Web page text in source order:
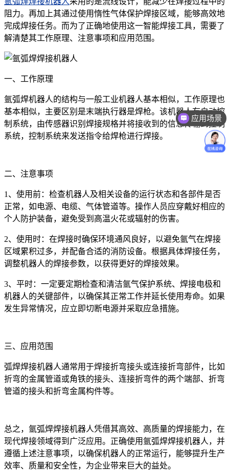
阻力。再加上其通过使用惰性气体保护焊接区域，能够高效地
完成焊接任务。而为了正确地使用这一智能焊接工具，需要了
解清楚其工作原理、注意事项和应用范围。
一、工作原理
氩弧焊机器人的结构与一般工业机器人基本相似，工作原理也
基本相似，主要区别是末端执行器是焊枪。该机器人有自动控
制系统，由传感器识别焊接规格并将接收到的信息传输到控制
系统，控制系统来发送指令给焊枪进行焊接。
二、注意事项
1、使用前：检查机器人及相关设备的运行状态和各部件是否
正常，如电源、电缆、气体管道等。操作人员应穿戴好相应的
个人防护装备，避免受到高温火花或辐射的伤害。
2、使用时：在焊接时确保环境通风良好，以避免氩气在焊接
区域累积过多，并配备合适的消防设备。根据具体焊接任务，
调整机器人的焊接参数，以获得更好的焊接效果。
3、平时：一定要定期检查和清洁氩气保护系统、焊接电极和
机器人的关键部件，以确保其正常工作并延长使用寿命。如果
发生异常情况，应立即切断电源并采取应急措施。
三、应用范围
弧焊焊接机器人通常用于焊接折弯接头或连接折弯部件，比如
折弯的金属管道或角铁的接头、连接折弯件的两个端部、折弯
管道的接头和折弯金属构件等。
总之，氩弧焊焊接机器人凭借其高效、高质量的焊接能力，在
现代焊接领域得到广泛应用。正确使用氩弧焊焊接机器人，并
遵循上述注意事项，以确保机器人的正常运行，能够提升生产
效率、质量和安全性，为企业带来巨大的益处。‍‍
应用场景
价格咨询